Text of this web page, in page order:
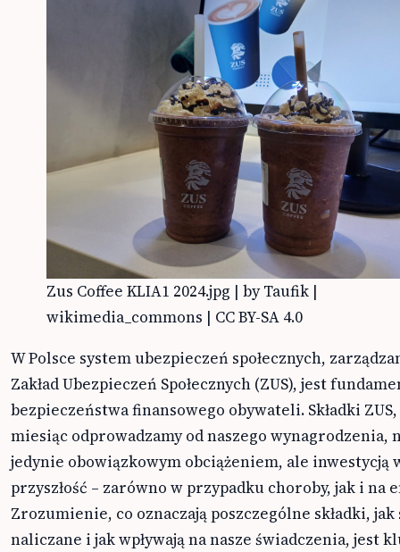
Zus Coffee KLIA1 2024.jpg | by Taufik |
wikimedia_commons | CC BY-SA 4.0
W Polsce system ubezpieczeń społecznych,
Zakład Ubezpieczeń Społecznych (ZUS), jest
bezpieczeństwa finansowego obywateli. Składki
miesiąc odprowadzamy od naszego wynagrodzenia,
jedynie obowiązkowym obciążeniem, ale inwestycją
przyszłość – zarówno w przypadku choroby, jak i na
Zrozumienie, co oznaczają poszczególne składki, jak
naliczane i jak wpływają na nasze świadczenia, jest